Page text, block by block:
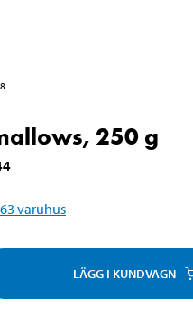
250 g
63 varuhus
LÄGG I KUNDVAGN